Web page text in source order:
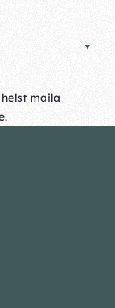
maila